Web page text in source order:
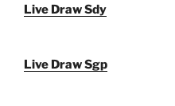
Live Draw Sdy
Live Draw Sgp